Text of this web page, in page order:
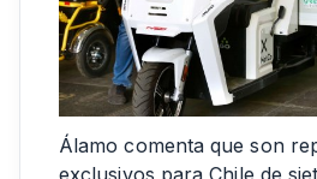
Álamo comenta que son